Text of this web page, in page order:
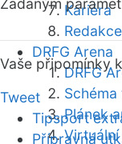
Kariéra
DRFG Arena
DRFG
Plánek
Zadaným
Vaše připomínky
Tweet
Tipsport
Přípravná